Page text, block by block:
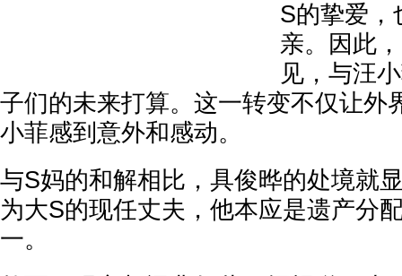
S的挚爱，
亲。因此
见，与汪
子们的未来打算。这一转变不仅让外
小菲感到意外和感动。
与S妈的和解相比，具俊晔的处境就
为大S的现任丈夫，他本应是遗产分
一。